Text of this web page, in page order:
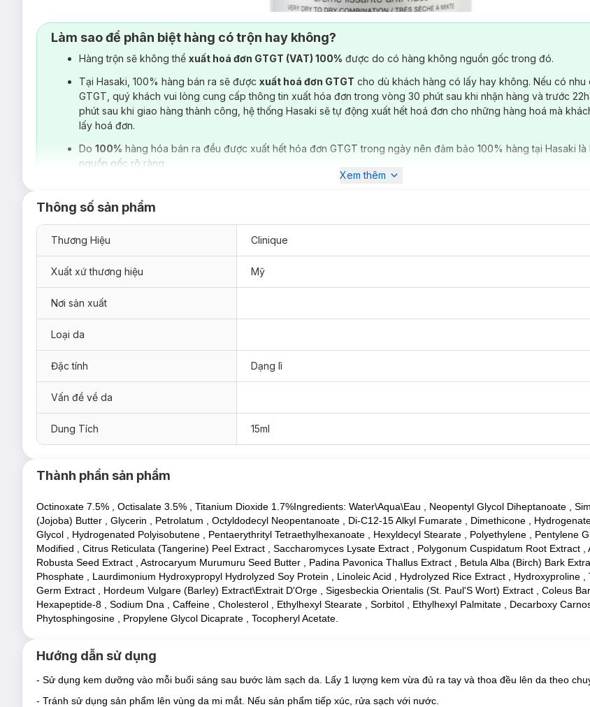
Thương hiệu Cliniqueđã ra mắt vào tháng 8 năm 1968, với cam kết mọi sản phẩm đều được kiểm nghiệm dị ứng và 100%
điều đó rất có ý nghĩa khi dị ứng đang là mối quan tâm lớn trong điều kiện môi trường ô nhiễm hiện nay.
Clinique là nhãn
phát triển bởi Bác Sĩ Da Liễu. Trước khi sản xuất các sản phẩm mới,
Clinique
đều tổ chức các buổi thử nghiệm với 600
hiệu này đang được tập đoàn mỹ phẩm Estée Lauder quản lý.
Medical chỉ bán tại các bệnh viện. Dòng dưỡng ẩm dành cho da và serum của Cliniqueluôn gắn liền với các công nghệ mới
phần có trong sản phẩm được chứng minh là có lợi cho da. Hiện nhãn hiệu
Loại da phù hợp:
Sản phẩm thích hợp sử dụng cho da khô, hỗnhợpkhô.
ng dụng :
- Giúp phục hồi những tổn thương bên trong da.
- Giúp làm săn chắc da, tăng cường độ đàn hồi để hạn chế và giúp làm mờ các vết nhăn trên da.
Làm sao để phân biệt hàng có trộn hay không?
Hàng trộn sẽ không thể xuất hoá đơn GTGT (VAT) 100% được do có hàng không nguồn gốc trong đó.
Tại Hasaki, 100% hàng bán ra sẽ được xuất hoá đơn GTGT cho dù khách hàng có lấy hay không. Nếu có nhu
GTGT, quý khách vui lòng cung cấp thông tin xuất hóa đơn trong vòng 30 phút sau khi nhận hàng và trước
phút sau khi giao hàng thành công, hệ thống Hasaki sẽ tự động xuất hết hoá đơn cho những hàng hoá mà
lấy hoá đơn.
Do 100% hàng hóa bán ra đều được xuất hết hóa đơn GTGT trong ngày nên đảm bảo 100% hàng tại Hasaki
nguồn gốc rõ ràng.
Xem thêm
Thông số sản phẩm
Thương Hiệu Clinique
Xuất xứ thương hiệu Mỹ
Nơi sản xuất
Loại da
Đặc tính Dạng lì
Vấn đề về da
Dung Tích 15ml
Thành phần sản phẩm
Octinoxate 7.5% , Octisalate 3.5% , Titanium Dioxide 1.7%Ingredients: Water\Aqua\Eau , Neopentyl Glycol Diheptanoate ,
(Jojoba) Butter , Glycerin , Petrolatum , Octyldodecyl Neopentanoate , Di-C12-15 Alkyl Fumarate , Dimethicone ,
Glycol , Hydrogenated Polyisobutene , Pentaerythrityl Tetraethylhexanoate , Hexyldecyl Stearate , Polyethylene , Pentylene
Modified , Citrus Reticulata (Tangerine) Peel Extract , Saccharomyces Lysate Extract , Polygonum Cuspidatum Root Extract ,
Robusta Seed Extract , Astrocaryum Murumuru Seed Butter , Padina Pavonica Thallus Extract , Betula Alba (Birch) Bark
Phosphate , Laurdimonium Hydroxypropyl Hydrolyzed Soy Protein , Linoleic Acid , Hydrolyzed Rice Extract , Hydroxyproline ,
Germ Extract , Hordeum Vulgare (Barley) Extract\Extrait D'Orge , Sigesbeckia Orientalis (St. Paul'S Wort) Extract , Coleus
Hexapeptide-8 , Sodium Dna , Caffeine , Cholesterol , Ethylhexyl Stearate , Sorbitol , Ethylhexyl Palmitate , Decarboxy
Phytosphingosine , Propylene Glycol Dicaprate , Tocopheryl Acetate.
Hướng dẫn sử dụng
- Sử dụng kem dưỡng vào mỗi buổi sáng sau bước làm sạch da. Lấy 1 lượng kem vừa đủ ra tay và thoa đều lên da theo
- Tránh sử dụng sản phẩm lên vùng da mi mắt. Nếu sản phẩm tiếp xúc, rửa sạch với nước.